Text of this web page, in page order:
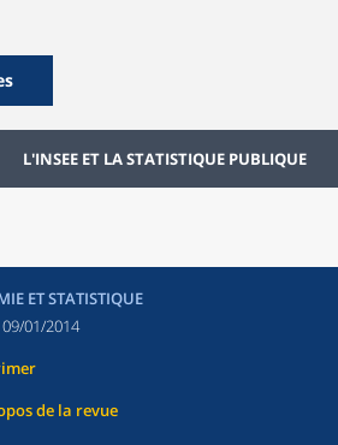
L'INSEE ET LA STATISTIQUE PUBLIQUE
ET STATISTIQUE
09/01/2014
de la revue